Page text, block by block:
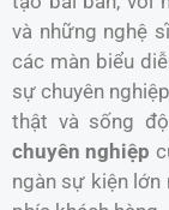
và những nghệ
các màn biểu
sự chuyên
thật và sống
chuyên nghiệp
ngàn sự kiện